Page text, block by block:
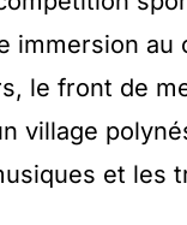
immersion
le front de
village
et les